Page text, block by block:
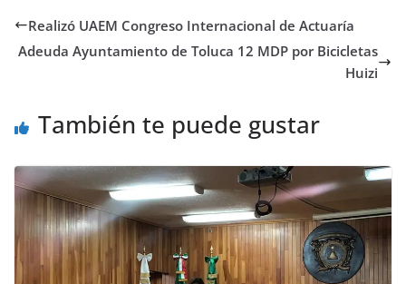
Realizó UAEM Congreso Internacional de Actuaría
Adeuda Ayuntamiento de Toluca 12 MDP por Bicicletas
Huizi
También te puede gustar